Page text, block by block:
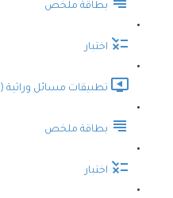
بطاقة ملخص
اختبار
تطبيقات مسائل وراثية (15:05)
بطاقة ملخص
اختبار